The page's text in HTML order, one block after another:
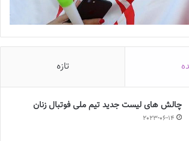
تازه
چالش هاى ليست جدید تيم ملى فوتبال زنان
2023-06-14